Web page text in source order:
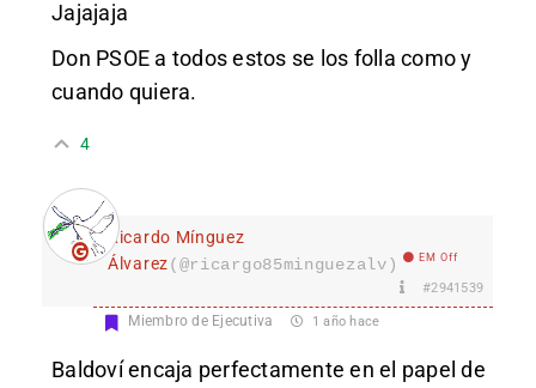
Jajajaja
Don PSOE a todos estos se los folla como y
cuando quiera.
4
Ricardo Mínguez
Álvarez(@ricargo85minguezalv) EM Off
#2941539
Miembro de Ejecutiva 1 año hace
Baldoví encaja perfectamente en el papel de